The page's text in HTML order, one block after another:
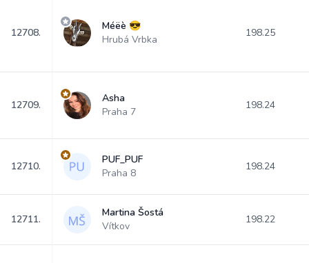
12708.
Méëè 😎
Hrubá Vrbka
198.25
12709.
Asha
Praha 7
198.24
12710.
PUF_PUF
Praha 8
198.24
12711.
Martina Šostá
Vítkov
198.22